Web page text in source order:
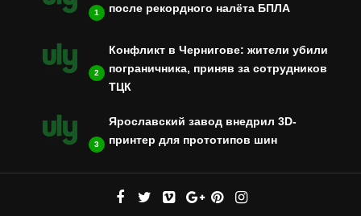
1
после рекордного налёта БПЛА
2
Конфликт в Чернигове: жители убили
пограничника, приняв за сотрудников
ТЦК
3
Ярославский завод внедрил 3D-
принтер для прототипов шин